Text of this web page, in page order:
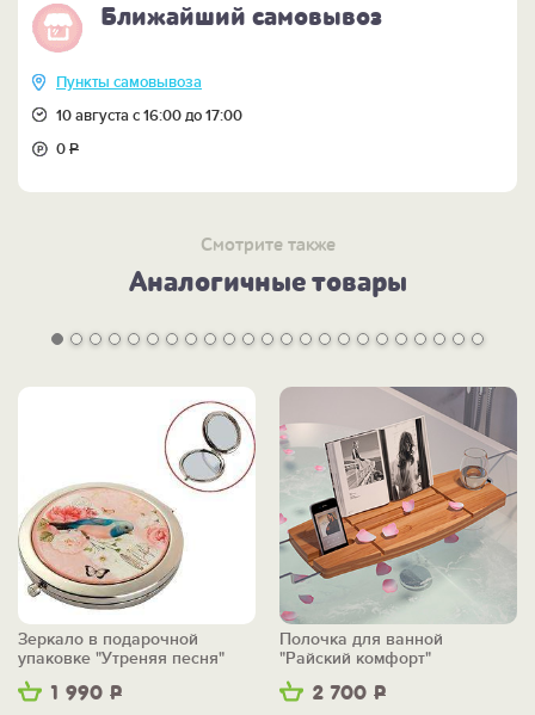
Ближайший самовывоз
Пункты самовывоза
10 августа с 16:00 до 17:00
0Р
Смотрите также
Аналогичные товары
1 990 Р
Зеркало в подарочной
упаковке "Утреняя песня"
2 700 Р
Полочка для ванной
"Райский комфорт"